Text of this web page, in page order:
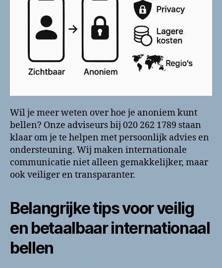
Wil je meer weten over hoe je anoniem kunt
bellen? Onze adviseurs bij 020 262 1789 staan
klaar om je te helpen met persoonlijk advies en
ondersteuning. Wij maken internationale
communicatie niet alleen gemakkelijker, maar
ook veiliger en transparanter.
Belangrijke tips voor veilig
en betaalbaar internationaal
bellen